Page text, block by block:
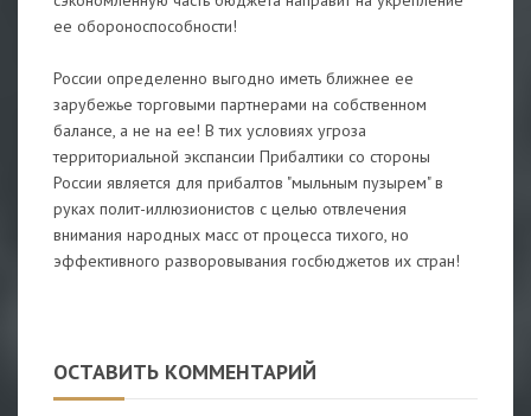
ее обороноспособности!
России определенно выгодно иметь ближнее ее
зарубежье торговыми партнерами на собственном
балансе, а не на ее! В тих условиях угроза
территориальной экспансии Прибалтики со стороны
России является для прибалтов "мыльным пузырем" в
руках полит-иллюзионистов с целью отвлечения
внимания народных масс от процесса тихого, но
эффективного разворовывания госбюджетов их стран!
ОСТАВИТЬ КОММЕНТАРИЙ